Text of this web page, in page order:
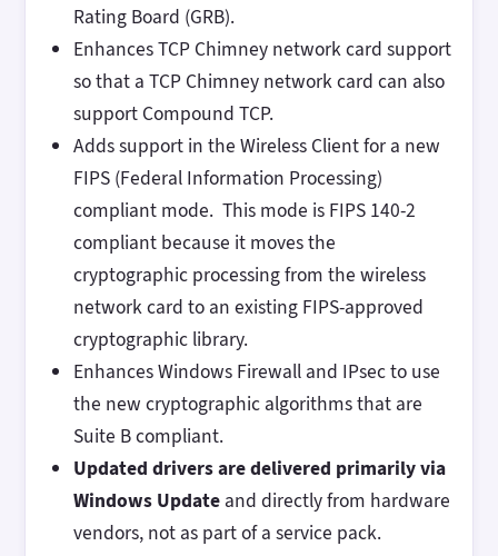
Rating Board (GRB).
Enhances TCP Chimney network card support
so that a TCP Chimney network card can also
support Compound TCP.
Adds support in the Wireless Client for a new
FIPS (Federal Information Processing)
compliant mode. This mode is FIPS 140-2
compliant because it moves the
cryptographic processing from the wireless
network card to an existing FIPS-approved
cryptographic library.
Enhances Windows Firewall and IPsec to use
the new cryptographic algorithms that are
Suite B compliant.
Updated drivers are delivered primarily via
Windows Updateand directly from hardware
vendors, not as part of a service pack.